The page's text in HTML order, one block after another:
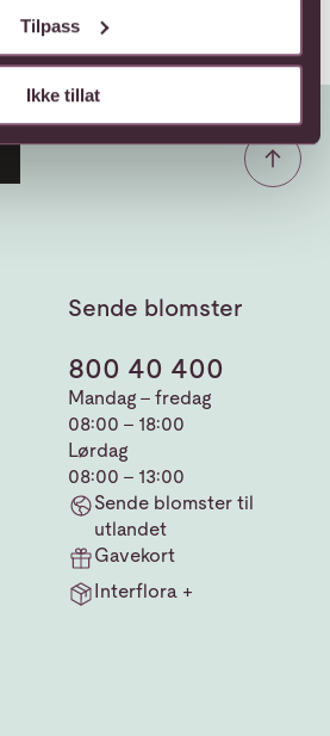
Tilpass
Ikke tillat
Sende blomster
800 40 400
Mandag - fredag
08:00 - 18:00
Lørdag
08:00 - 13:00
Sende blomster til
utlandet
Gavekort
Interflora +